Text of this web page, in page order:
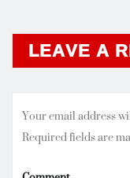
LEAVE A
Your email address
Required fields are